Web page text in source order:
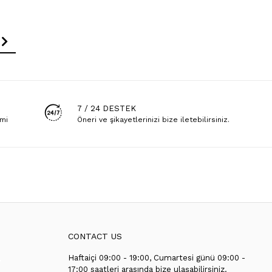
7 / 24 DESTEK
Öneri ve şikayetlerinizi bize iletebilirsiniz.
CONTACT US
Haftaiçi 09:00 - 19:00, Cumartesi günü 09:00 -
17:00 saatleri arasında bize ulaşabilirsiniz.